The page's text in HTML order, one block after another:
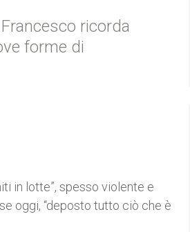
ricorda
forme di
in lotte”, spesso violente e
oggi, “deposto tutto ciò che è